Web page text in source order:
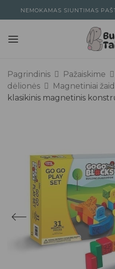
NEMOKAMAS SIUNTIMAS
Pagrindinis Pažaiskime
dėlionės
Magnetiniai
klasikinis magnetinis